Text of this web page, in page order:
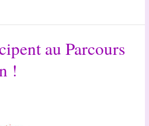
au Parcours
!